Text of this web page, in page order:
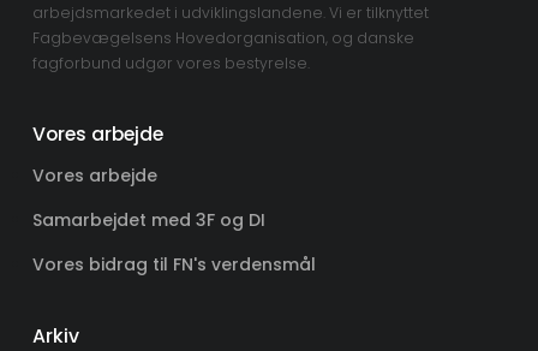
arbejdsmarkedet i udviklingslandene. Vi er tilknyttet
Fagbevægelsens Hovedorganisation, og danske
fagforbund udgør vores bestyrelse.
Vores arbejde
Vores arbejde
Samarbejdet med 3F og DI
Vores bidrag til FN's verdensmål
Arkiv